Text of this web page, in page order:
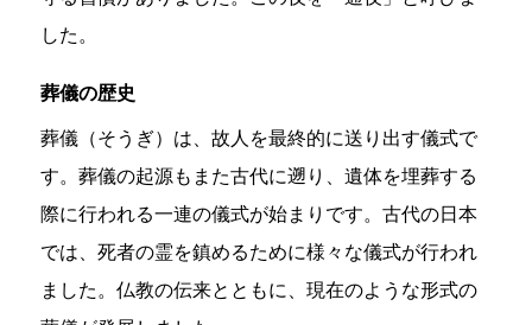
した。
葬儀の歴史
葬儀（そうぎ）は、故人を最終的に送り出す儀式で
す。葬儀の起源もまた古代に遡り、遺体を埋葬する
際に行われる一連の儀式が始まりです。古代の日本
では、死者の霊を鎮めるために様々な儀式が行われ
ました。仏教の伝来とともに、現在のような形式の